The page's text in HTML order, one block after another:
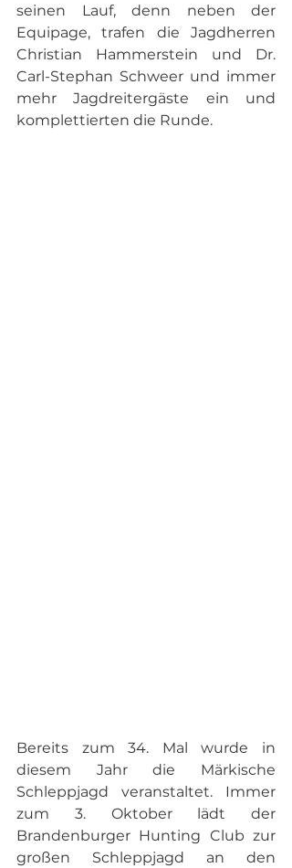
seinen Lauf, denn neben der
Equipage, trafen die Jagdherren
Christian Hammerstein und Dr.
Carl-Stephan Schweer und immer
mehr Jagdreitergäste ein und
komplettierten die Runde.
Bereits zum 34. Mal wurde in
diesem Jahr die Märkische
Schleppjagd veranstaltet. Immer
zum 3. Oktober lädt der
Brandenburger Hunting Club zur
großen Schleppjagd an den